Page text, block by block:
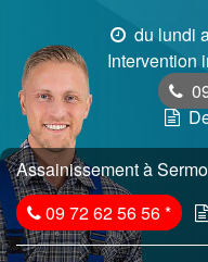
du lundi
Intervention
Assainissement à
09 72 62 56 56*